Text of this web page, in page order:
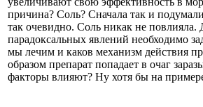
причина? Соль? Сначала так и
так очевидно. Соль никак не повлияла.
парадоксальных явлений необходимо
мы лечим и каков механизм действия
образом препарат попадает в очаг
факторы влияют? Ну хотя бы на